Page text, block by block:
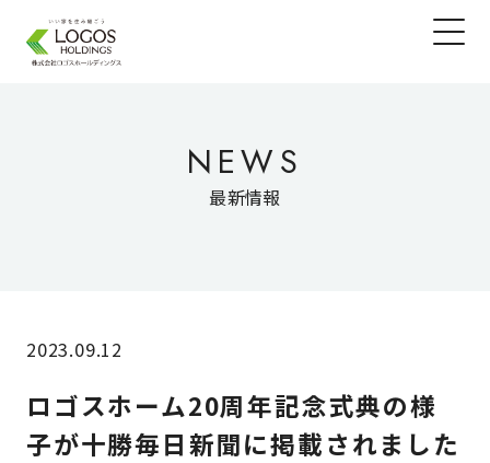
NEWS
最新情報
2023.09.12
ロゴスホーム20周年記念式典の様
子が十勝毎日新聞に掲載されました